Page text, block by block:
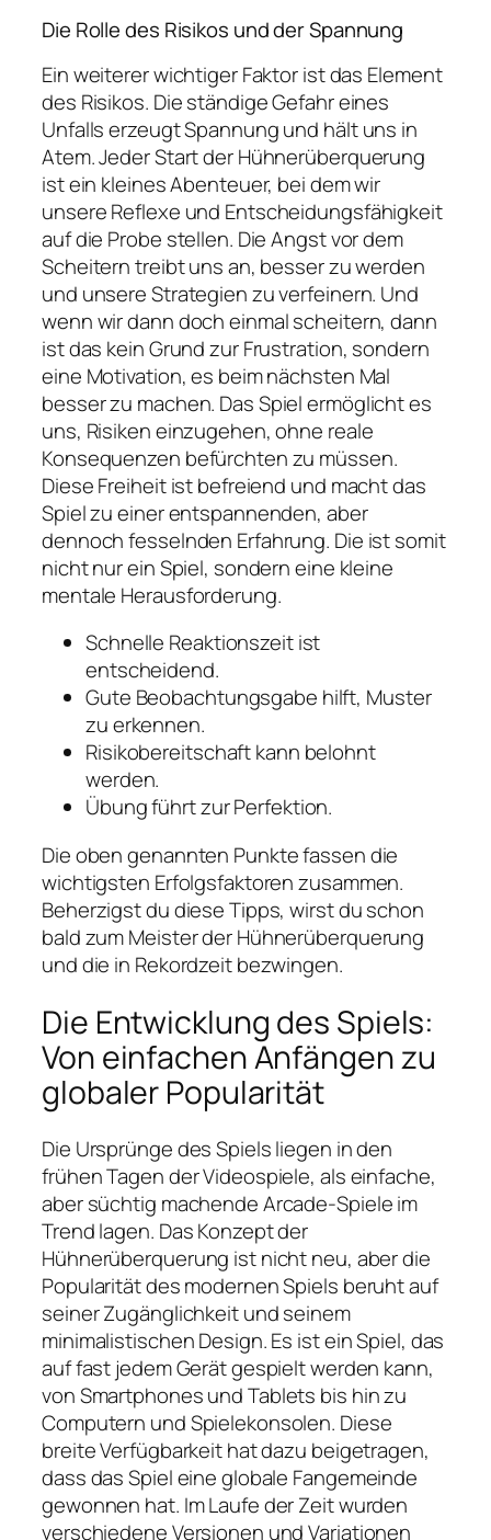
Die Rolle des Risikos und der Spannung
Ein weiterer wichtiger Faktor ist das Element
des Risikos. Die ständige Gefahr eines
Unfalls erzeugt Spannung und hält uns in
Atem. Jeder Start der Hühnerüberquerung
ist ein kleines Abenteuer, bei dem wir
unsere Reflexe und Entscheidungsfähigkeit
auf die Probe stellen. Die Angst vor dem
Scheitern treibt uns an, besser zu werden
und unsere Strategien zu verfeinern. Und
wenn wir dann doch einmal scheitern, dann
ist das kein Grund zur Frustration, sondern
eine Motivation, es beim nächsten Mal
besser zu machen. Das Spiel ermöglicht es
uns, Risiken einzugehen, ohne reale
Konsequenzen befürchten zu müssen.
Diese Freiheit ist befreiend und macht das
Spiel zu einer entspannenden, aber
dennoch fesselnden Erfahrung. Die ist somit
nicht nur ein Spiel, sondern eine kleine
mentale Herausforderung.
Schnelle Reaktionszeit ist
entscheidend.
Gute Beobachtungsgabe hilft, Muster
zu erkennen.
Risikobereitschaft kann belohnt
werden.
Übung führt zur Perfektion.
Die oben genannten Punkte fassen die
wichtigsten Erfolgsfaktoren zusammen.
Beherzigst du diese Tipps, wirst du schon
bald zum Meister der Hühnerüberquerung
und die in Rekordzeit bezwingen.
Die Entwicklung des Spiels:
Von einfachen Anfängen zu
globaler Popularität
Die Ursprünge des Spiels liegen in den
frühen Tagen der Videospiele, als einfache,
aber süchtig machende Arcade-Spiele im
Trend lagen. Das Konzept der
Hühnerüberquerung ist nicht neu, aber die
Popularität des modernen Spiels beruht auf
seiner Zugänglichkeit und seinem
minimalistischen Design. Es ist ein Spiel, das
auf fast jedem Gerät gespielt werden kann,
von Smartphones und Tablets bis hin zu
Computern und Spielekonsolen. Diese
breite Verfügbarkeit hat dazu beigetragen,
dass das Spiel eine globale Fangemeinde
gewonnen hat. Im Laufe der Zeit wurden
verschiedene Versionen und Variationen